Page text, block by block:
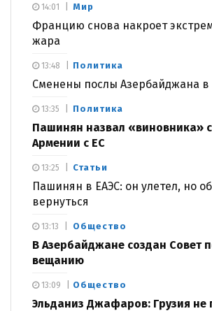
Мир
Францию снова накроет
жара
14:01
Политика
Сменены послы Азербайджана в
13:48
Политика
Пашинян назвал «виновника»
Армении с ЕС
13:35
Статьи
Пашинян в ЕАЭС: он улетел, но
вернуться
13:25
Общество
В Азербайджане создан Совет
вещанию
13:13
Общество
Эльданиз Джафаров: Грузия не
13:09